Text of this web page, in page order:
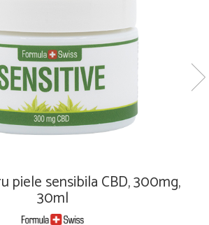
piele sensibila CBD, 300mg,
30ml